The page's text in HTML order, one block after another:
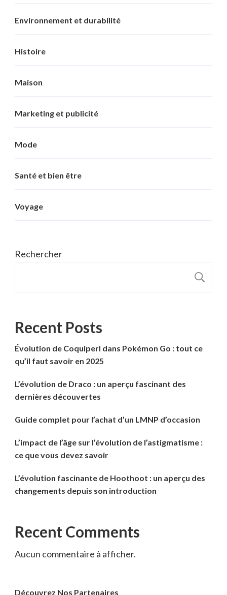
Environnement et durabilité
Histoire
Maison
Marketing et publicité
Mode
Santé et bien être
Voyage
Rechercher
Recent Posts
Évolution de Coquiperl dans Pokémon Go : tout ce
qu’il faut savoir en 2025
L’évolution de Draco : un aperçu fascinant des
dernières découvertes
Guide complet pour l’achat d’un LMNP d’occasion
L’impact de l’âge sur l’évolution de l’astigmatisme :
ce que vous devez savoir
L’évolution fascinante de Hoothoot : un aperçu des
changements depuis son introduction
Recent Comments
Aucun commentaire à afficher.
Découvrez Nos Partenaires